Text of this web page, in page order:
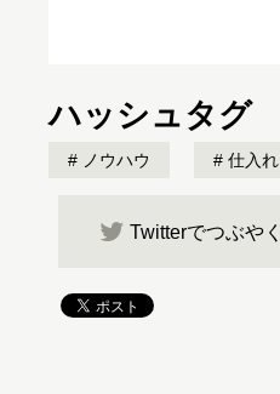
ハッシュタグ
ノウハウ 仕入れ
Twitterでつぶやく